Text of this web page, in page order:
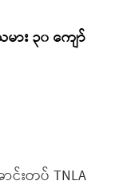
ား ၃၀ ကျော်
င်းတပ် TNLA